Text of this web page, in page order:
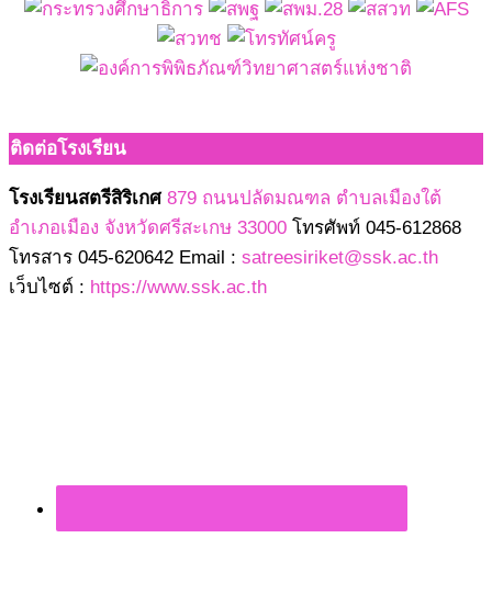
ติดต่อโรงเรียน
โรงเรียนสตรีสิริเกศ 879 ถนนปลัดมณฑล ตำบลเมืองใต้
อำเภอเมือง จังหวัดศรีสะเกษ 33000 โทรศัพท์ 045-612868
โทรสาร 045-620642 Email : satreesiriket@ssk.ac.th
เว็บไซต์ : https://www.ssk.ac.th